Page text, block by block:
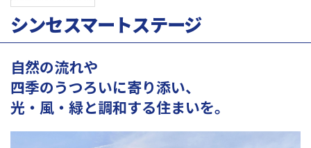
シンセスマートステージ
自然の流れや
四季のうつろいに寄り添い、
光・風・緑と調和する住まいを。